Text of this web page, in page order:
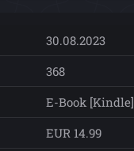
30.08.2023
368
E-Book [Kindle]
EUR 14.99